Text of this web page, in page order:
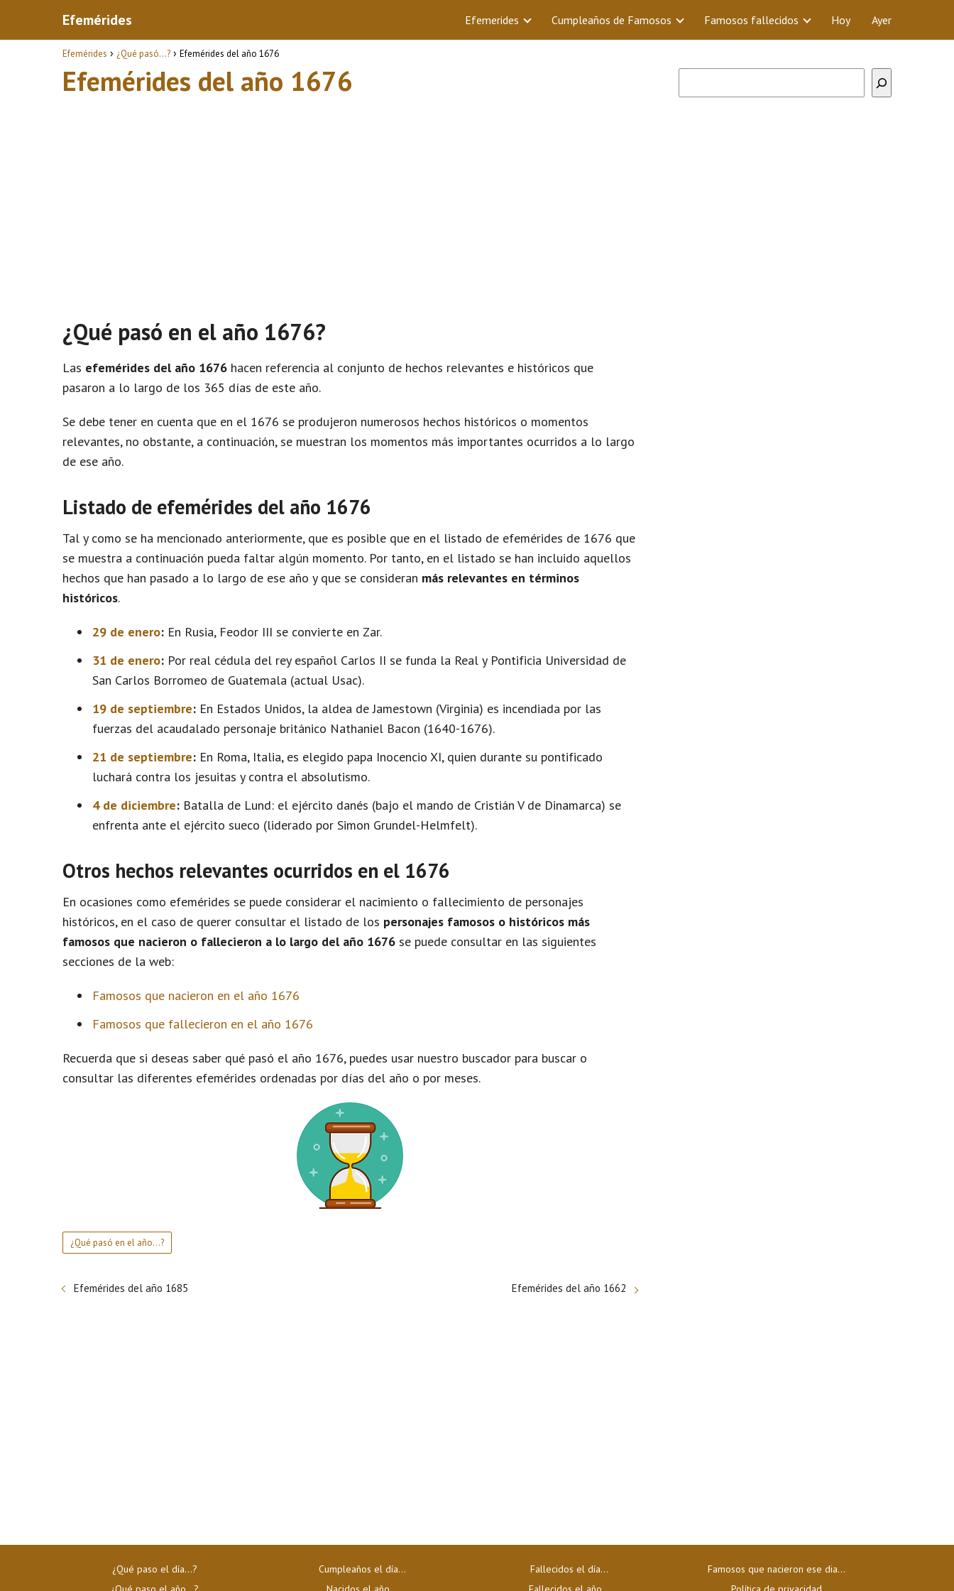
Efemérides Efemerides Cumpleaños de Famosos Famosos fallecidos Hoy Ayer
Efemérides ¿Qué pasó...? Efemérides del año 1676
Efemérides del año 1676
¿Qué pasó en el año 1676?
Las efemérides del año 1676 hacen referencia al conjunto de hechos relevantes e históricos que
pasaron a lo largo de los 365 días de este año.
Se debe tener en cuenta que en el 1676 se produjeron numerosos hechos históricos o momentos
relevantes, no obstante, a continuación, se muestran los momentos más importantes ocurridos a lo largo
de ese año.
Listado de efemérides del año 1676
Tal y como se ha mencionado anteriormente, que es posible que en el listado de efemérides de 1676 que
se muestra a continuación pueda faltar algún momento. Por tanto, en el listado se han incluido aquellos
hechos que han pasado a lo largo de ese año y que se consideran más relevantes en términos
históricos.
29 de enero: En Rusia, Feodor III se convierte en Zar.
31 de enero: Por real cédula del rey español Carlos II se funda la Real y Pontificia Universidad de
San Carlos Borromeo de Guatemala (actual Usac).
19 de septiembre: En Estados Unidos, la aldea de Jamestown (Virginia) es incendiada por las
fuerzas del acaudalado personaje británico Nathaniel Bacon (1640-1676).
21 de septiembre: En Roma, Italia, es elegido papa Inocencio XI, quien durante su pontificado
luchará contra los jesuitas y contra el absolutismo.
4 de diciembre: Batalla de Lund: el ejército danés (bajo el mando de Cristián V de Dinamarca) se
enfrenta ante el ejército sueco (liderado por Simon Grundel-Helmfelt).
Otros hechos relevantes ocurridos en el 1676
En ocasiones como efemérides se puede considerar el nacimiento o fallecimiento de personajes
históricos, en el caso de querer consultar el listado de los personajes famosos o históricos más
famosos que nacieron o fallecieron a lo largo del año 1676 se puede consultar en las siguientes
secciones de la web:
Famosos que nacieron en el año 1676
Famosos que fallecieron en el año 1676
Recuerda que si deseas saber qué pasó el año 1676, puedes usar nuestro buscador para buscar o
consultar las diferentes efemérides ordenadas por días del año o por meses.
¿Qué pasó en el año...?
Efemérides del año 1685 Efemérides del año 1662
¿Qué paso el día…?
Cumpleaños el día…
Fallecidos el día…
Famosos que nacieron ese dia...